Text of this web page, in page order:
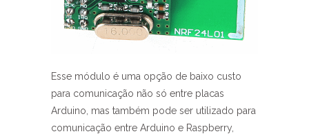
Esse módulo é uma opção de baixo custo
para comunicação não só entre placas
Arduino, mas também pode ser utilizado para
comunicação entre Arduino e Raspberry,